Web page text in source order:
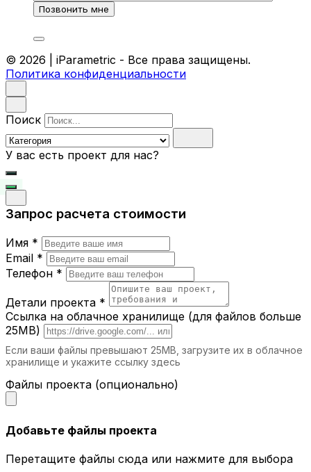
© 2026 | iParametric - Все права защищены.
Политика конфиденциальности
Поиск
У вас есть проект для нас?
Запрос расчета стоимости
Имя *
Email *
Телефон *
Детали проекта *
Ссылка на облачное хранилище (для файлов больше
25MB)
Если ваши файлы превышают 25MB, загрузите их в облачное
хранилище и укажите ссылку здесь
Файлы проекта (опционально)
Добавьте файлы проекта
Перетащите файлы сюда или нажмите для выбора